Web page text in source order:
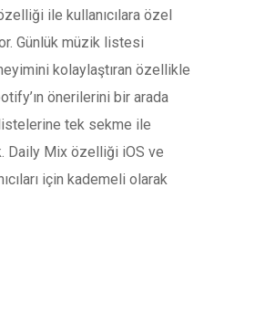
ile kullanıcılara özel
Günlük müzik listesi
kolaylaştıran özellikle
önerilerini bir arada
tek sekme ile
Daily Mix özelliği iOS ve
için kademeli olarak